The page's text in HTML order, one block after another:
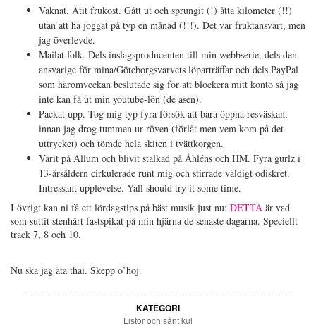
Vaknat. Ätit frukost. Gått ut och sprungit (!) åtta kilometer (!!)
utan att ha joggat på typ en månad (!!!). Det var fruktansvärt, men
jag överlevde.
Mailat folk. Dels inslagsproducenten till min webbserie, dels den
ansvarige för mina/Göteborgsvarvets löparträffar och dels PayPal
som häromveckan beslutade sig för att blockera mitt konto så jag
inte kan få ut min youtube-lön (de asen).
Packat upp. Tog mig typ fyra försök att bara öppna resväskan,
innan jag drog tummen ur röven (förlåt men vem kom på det
uttrycket) och tömde hela skiten i tvättkorgen.
Varit på Allum och blivit stalkad på Åhléns och HM. Fyra gurlz i
13-årsåldern cirkulerade runt mig och stirrade väldigt odiskret.
Intressant upplevelse. Yall should try it some time.
I övrigt kan ni få ett lördagstips på bäst musik just nu: DETTA är vad
som suttit stenhårt fastspikat på min hjärna de senaste dagarna. Speciellt
track 7, 8 och 10.
Nu ska jag äta thai. Skepp o’hoj.
KATEGORI
Listor och sånt kul